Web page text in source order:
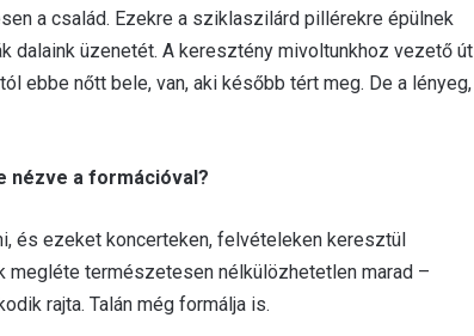
a család. Ezekre a sziklaszilárd pillérekre épülnek
dalaink üzenetét. A keresztény mivoltunkhoz vezető út
ebbe nőtt bele, van, aki később tért meg. De a lényeg,
nézve a formációval?
és ezeket koncerteken, felvételeken keresztül
természetesen nélkülözhetetlen marad –
rajta. Talán még formálja is.